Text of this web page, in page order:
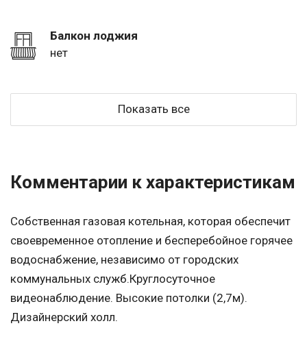
Балкон лоджия
нет
Показать все
Комментарии к характеристикам
Собственная газовая котельная, которая обеспечит
своевременное отопление и бесперебойное горячее
водоснабжение, независимо от городских
коммунальных служб.Круглосуточное
видеонаблюдение. Высокие потолки (2,7м).
Дизайнерский холл.